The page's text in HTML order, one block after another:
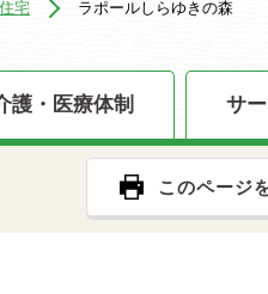
宅 ラポールしらゆきの森
護・医療体制 サ
このページ